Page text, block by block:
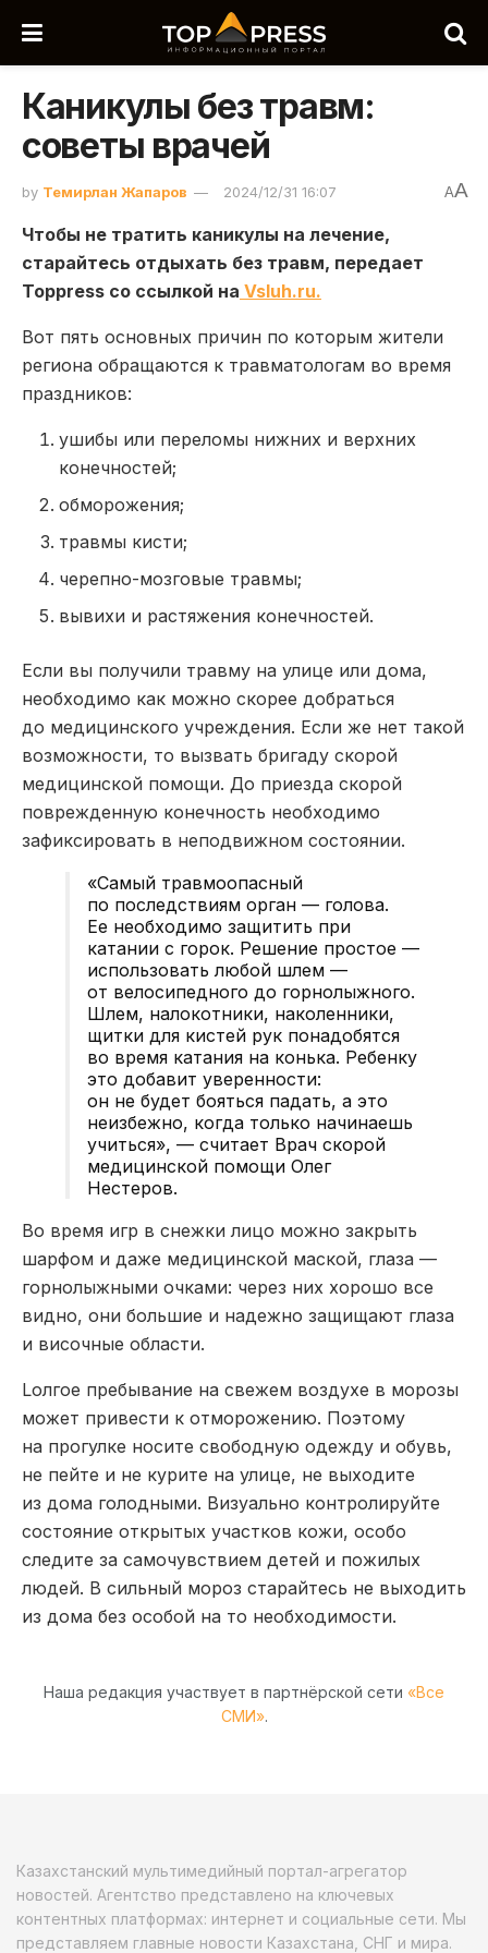
Каникулы без травм:
советы врачей
by Темирлан Жапаров 2024/12/31 16:07 AA
Чтобы не тратить каникулы на лечение,
старайтесь отдыхать без травм, передает
Toppress со ссылкой на Vsluh.ru.
Вот пять основных причин по которым жители
региона обращаются к травматологам во время
праздников:
ушибы или переломы нижних и верхних
конечностей;
обморожения;
травмы кисти;
черепно-мозговые травмы;
вывихи и растяжения конечностей.
Если вы получили травму на улице или дома,
необходимо как можно скорее добраться
до медицинского учреждения. Если же нет такой
возможности, то вызвать бригаду скорой
медицинской помощи. До приезда скорой
поврежденную конечность необходимо
зафиксировать в неподвижном состоянии.
«Самый травмоопасный
по последствиям орган — голова.
Ее необходимо защитить при
катании с горок. Решение простое —
использовать любой шлем —
от велосипедного до горнолыжного.
Шлем, налокотники, наколенники,
щитки для кистей рук понадобятся
во время катания на конька. Ребенку
это добавит уверенности:
он не будет бояться падать, а это
неизбежно, когда только начинаешь
учиться», — считает Врач скорой
медицинской помощи Олег
Нестеров.
Во время игр в снежки лицо можно закрыть
шарфом и даже медицинской маской, глаза —
горнолыжными очками: через них хорошо все
видно, они большие и надежно защищают глаза
и височные области.
Lолгое пребывание на свежем воздухе в морозы
может привести к отморожению. Поэтому
на прогулке носите свободную одежду и обувь,
не пейте и не курите на улице, не выходите
из дома голодными. Визуально контролируйте
состояние открытых участков кожи, особо
следите за самочувствием детей и пожилых
людей. В сильный мороз старайтесь не выходить
из дома без особой на то необходимости.
Наша редакция участвует в партнёрской сети «Все
СМИ».
Казахстанский мультимедийный портал-агрегатор
новостей. Агентство представлено на ключевых
контентных платформах: интернет и социальные сети. Мы
представляем главные новости Казахстана, СНГ и мира.